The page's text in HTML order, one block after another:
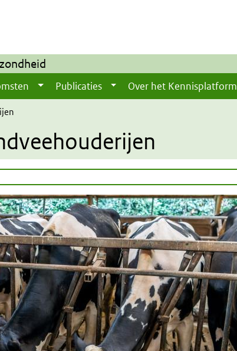
Publicaties Over het Kennisplatform